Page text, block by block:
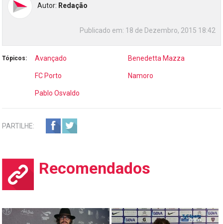
Autor: Redação
Publicado em: 18 de Dezembro, 2015 18:42
Tópicos: Avançado Benedetta Mazza
FC Porto Namoro
Pablo Osvaldo
PARTILHE:
Recomendados